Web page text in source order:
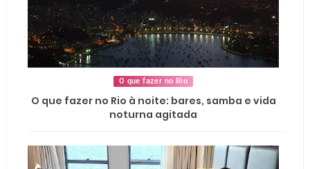
O que fazer no Rio
O que fazer no Rio à noite: bares, samba e vida
noturna agitada